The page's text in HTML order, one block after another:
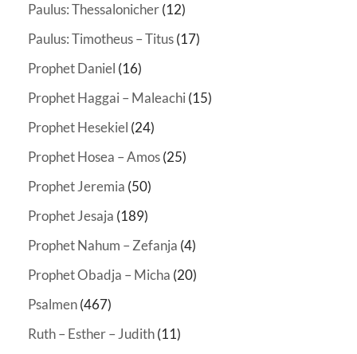
Paulus: Thessalonicher(12)
Paulus: Timotheus – Titus(17)
Prophet Daniel (16)
Prophet Haggai – Maleachi (15)
Prophet Hesekiel (24)
Prophet Hosea – Amos(25)
Prophet Jeremia (50)
Prophet Jesaja (189)
Prophet Nahum – Zefanja (4)
Prophet Obadja – Micha (20)
Psalmen(467)
Ruth – Esther – Judith(11)